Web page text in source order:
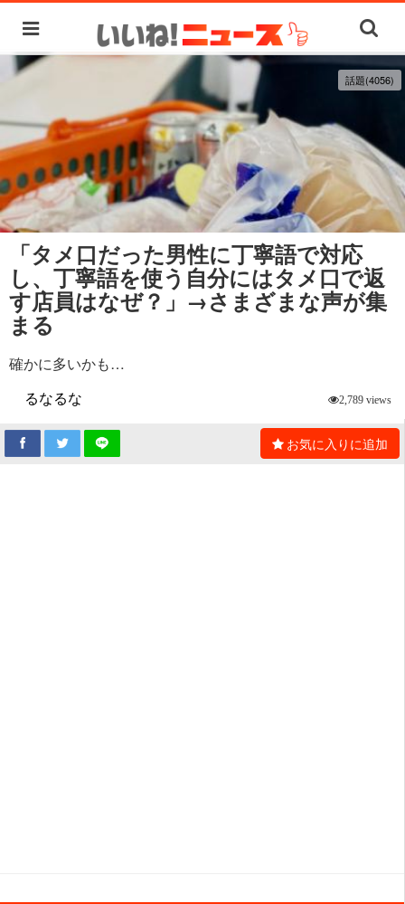
話題(4056)
「タメ口だった男性に丁寧語で対応
し、丁寧語を使う自分にはタメ口で返
す店員はなぜ？」→さまざまな声が集
まる
確かに多いかも…
るなるな
2,789 views
お気に入りに追加